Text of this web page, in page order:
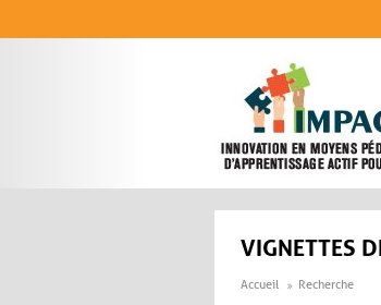
VIGNETTES
Accueil Recherche